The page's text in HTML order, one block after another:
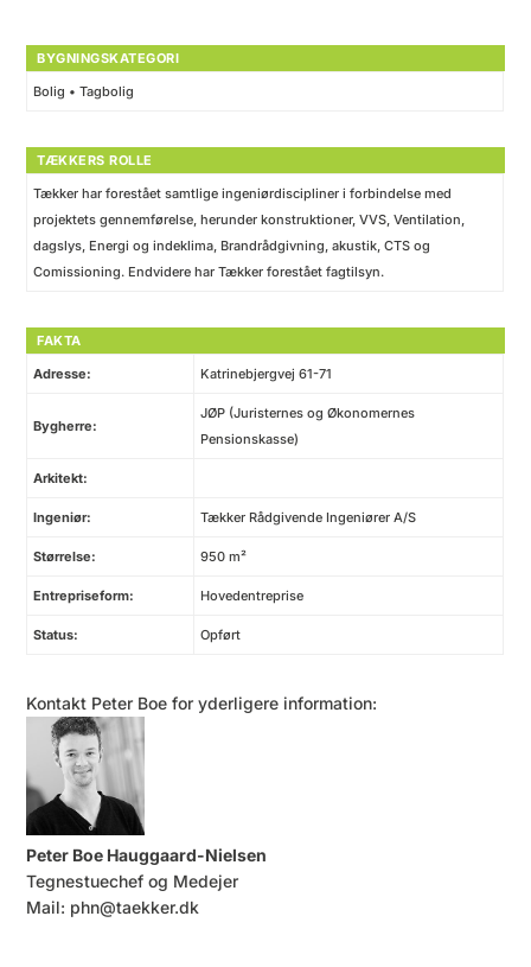
BYGNINGSKATEGORI
Bolig • Tagbolig
TÆKKERS ROLLE
Tækker har forestået samtlige ingeniørdiscipliner i forbindelse med
projektets gennemførelse, herunder konstruktioner, VVS, Ventilation,
dagslys, Energi og indeklima, Brandrådgivning, akustik, CTS og
Comissioning. Endvidere har Tækker forestået fagtilsyn.
FAKTA
Adresse:
Katrinebjergvej 61-71
Bygherre:
JØP (Juristernes og Økonomernes
Pensionskasse)
Arkitekt:
Ingeniør: Tækker Rådgivende Ingeniører A/S
Størrelse: 950 m²
Entrepriseform: Hovedentreprise
Status: Opført
Kontakt Peter Boe for yderligere information:
Peter Boe Hauggaard-Nielsen
Tegnestuechef og Medejer
Mail: phn@taekker.dk